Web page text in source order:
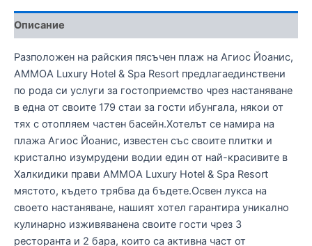
Описание
Разположен на райския пясъчен плаж на Агиос Йоанис,
AMMOA Luxury Hotel & Spa Resort предлагаединствени
по рода си услуги за гостоприемство чрез настаняване
в една от своите 179 стаи за гости ибунгала, някои от
тях с отопляем частен басейн.Хотелът се намира на
плажа Агиос Йоанис, известен със своите плитки и
кристално изумрудени водии един от най-красивите в
Халкидики прави AMMOA Luxury Hotel & Spa Resort
мястото, където трябва да бъдете.Освен лукса на
своето настаняване, нашият хотел гарантира уникално
кулинарно изживяванена своите гости чрез 3
ресторанта и 2 бара, които са активна част от